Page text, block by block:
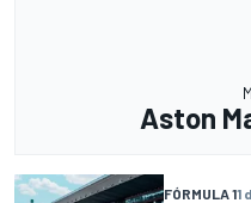
Aston
FÓRMULA 11 d